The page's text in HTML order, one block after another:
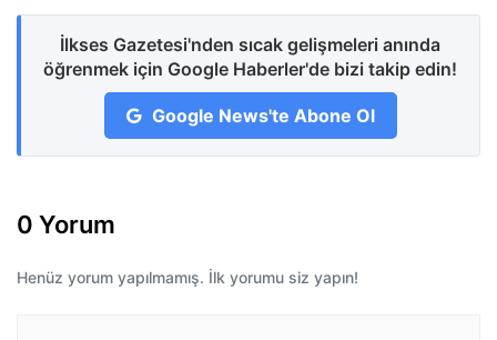
İlkses Gazetesi'nden sıcak gelişmeleri anında
öğrenmek için Google Haberler'de bizi takip edin!
Google News'te Abone Ol
0 Yorum
Henüz yorum yapılmamış. İlk yorumu siz yapın!